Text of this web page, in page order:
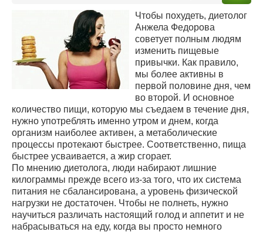
Чтобы похудеть, диетолог
Анжела Федорова
советует полным людям
изменить пищевые
привычки. Как правило,
мы более активны в
первой половине дня, чем
во второй. И основное
количество пищи, которую мы съедаем в течение дня,
нужно употреблять именно утром и днем, когда
организм наиболее активен, а метаболические
процессы протекают быстрее. Соответственно, пища
быстрее усваивается, а жир сгорает.
По мнению диетолога, люди набирают лишние
килограммы прежде всего из-за того, что их система
питания не сбалансирована, а уровень физической
нагрузки не достаточен. Чтобы не полнеть, нужно
научиться различать настоящий голод и аппетит и не
набрасываться на еду, когда вы просто немного